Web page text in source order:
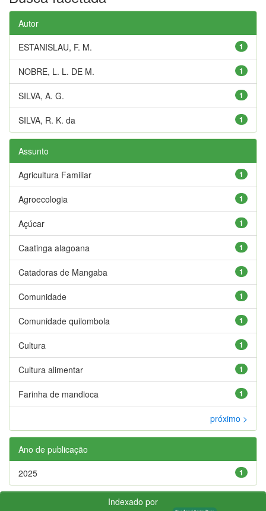
Autor
1
ESTANISLAU, F. M.
1
NOBRE, L. L. DE M.
1
SILVA, A. G.
1
SILVA, R. K. da
Assunto
1
Agricultura Familiar
1
Agroecologia
1
Açúcar
1
Caatinga alagoana
1
Catadoras de Mangaba
1
Comunidade
1
Comunidade quilombola
1
Cultura
1
Cultura alimentar
1
Farinha de mandioca
próximo >
Ano de publicação
1
2025
Indexado por